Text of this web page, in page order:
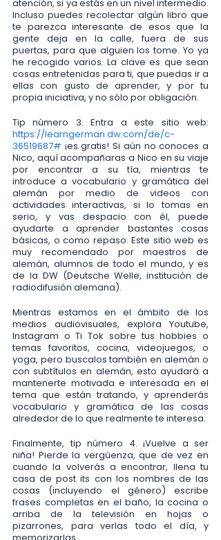
atención, si ya estás en un nivel intermedio.
Incluso puedes recolectar algún libro que
te parezca interesante de esos que la
gente deja en la calle, fuera de sus
puertas, para que alguien los tome. Yo ya
he recogido varios. La clave es que sean
cosas entretenidas para ti, que puedas ir a
ellas con gusto de aprender, y por tu
propia iniciativa, y no sólo por obligación.
https://learngerman.dw.com/de/c-
36519687# ¡es gratis! Si aún no conoces a
Nico, aquí acompañaras a Nico en su viaje
por encontrar a su tía, mientras te
introduce a vocabulario y gramática del
alemán por medio de videos con
actividades interactivas, si lo tomas en
serio, y vas despacio con él, puede
ayudarte a aprender bastantes cosas
básicas, o como repaso. Este sitio web es
muy recomendado por maestros de
alemán, alumnos de todo el mundo, y es
de la DW (Deutsche Welle, institución de
radiodifusión alemana).
Mientras estamos en el ámbito de los
medios audiovisuales, explora Youtube,
Instagram o Ti Tok sobre tus hobbies o
temas favoritos, cocina, videojuegos, o
yoga, pero buscalos también en alemán o
con subtítulos en alemán, esto ayudará a
mantenerte motivada e interesada en el
tema que están tratando, y aprenderás
vocabulario y gramática de las cosas
alrededor de lo que realmente te interesa.
Finalmente, tip número 4. ¡Vuelve a ser
niña! Pierde la vergüenza, que de vez en
cuando la volverás a encontrar, llena tu
casa de post its con los nombres de las
cosas (incluyendo el género) escribe
frases completas en el baño, la cocina o
arriba de la televisión en hojas o
pizarrones, para verlas todo el día, y